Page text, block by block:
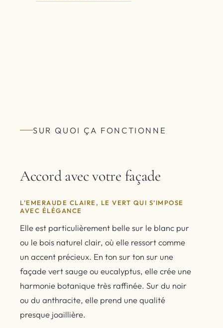
SUR QUOI ÇA FONCTIONNE
Accord avec votre façade
L’EMERAUDE CLAIRE, LE VERT QUI S’IMPOSE
AVEC ÉLÉGANCE
Elle est particulièrement belle sur le blanc pur
ou le bois naturel clair, où elle ressort comme
un accent précieux. En ton sur ton sur une
façade vert sauge ou eucalyptus, elle crée une
harmonie botanique très raffinée. Sur du noir
ou du anthracite, elle prend une qualité
presque joaillière.